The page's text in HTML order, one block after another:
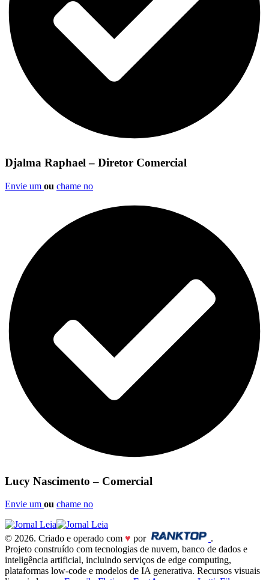
Djalma Raphael – Diretor Comercial
Envie um ou chame no
Lucy Nascimento – Comercial
Envie um ou chame no
© 2026. Criado e operado com ♥ por
.
Projeto construído com tecnologias de nuvem, banco de dados e
inteligência artificial, incluindo serviços de edge computing,
plataformas low-code e modelos de IA generativa. Recursos visuais